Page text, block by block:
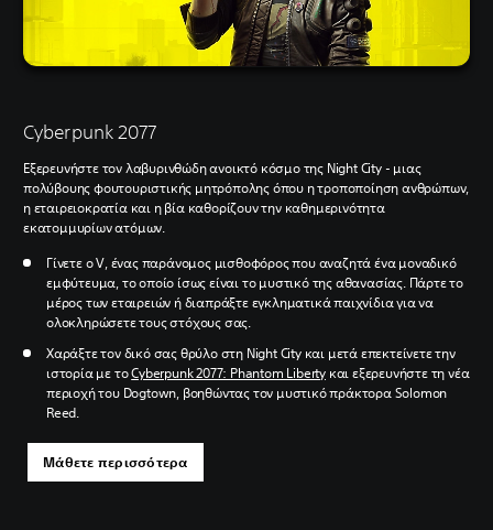
Cyberpunk 2077
Εξερευνήστε τον λαβυρινθώδη ανοικτό κόσμο της Night City - μιας
πολύβουης φουτουριστικής μητρόπολης όπου η τροποποίηση ανθρώπων,
η εταιρειοκρατία και η βία καθορίζουν την καθημερινότητα
εκατομμυρίων ατόμων.
Γίνετε ο V, ένας παράνομος μισθοφόρος που αναζητά ένα μοναδικό
εμφύτευμα, το οποίο ίσως είναι το μυστικό της αθανασίας. Πάρτε το
μέρος των εταιρειών ή διαπράξτε εγκληματικά παιχνίδια για να
ολοκληρώσετε τους στόχους σας.
Χαράξτε τον δικό σας θρύλο στη Night City και μετά επεκτείνετε την
ιστορία με τοCyberpunk 2077: Phantom Liberty και εξερευνήστε τη νέα
περιοχή του Dogtown, βοηθώντας τον μυστικό πράκτορα Solomon
Reed.
Μάθετε περισσότερα